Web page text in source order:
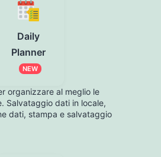
Daily
Planner
NEW
organizzare al meglio le
Salvataggio dati in locale,
dati, stampa e salvataggio